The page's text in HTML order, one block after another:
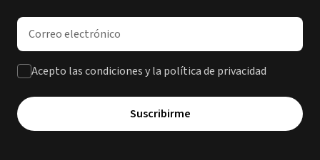
Dirección de correo electrónico
Acepto las condiciones y la política de privacidad
Suscribirme